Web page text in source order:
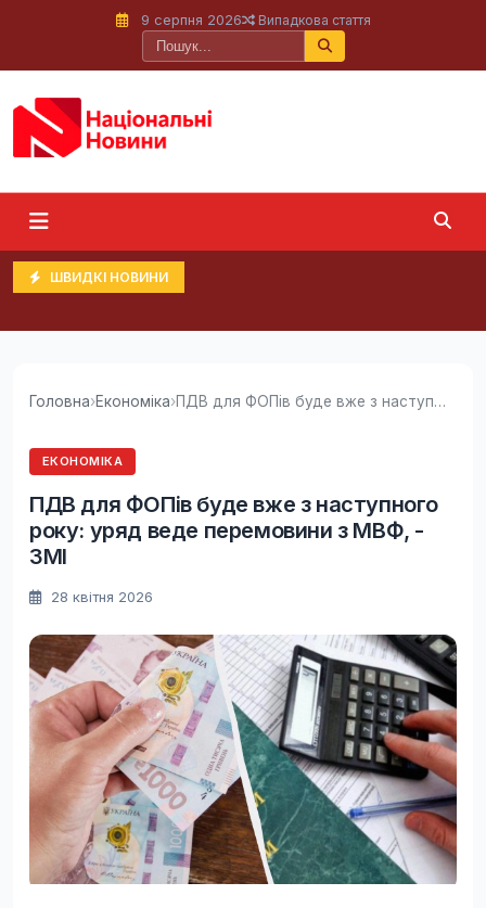
9 серпня 2026 Випадкова стаття
ШВИДКІ НОВИНИ
Головна›Економіка› ПДВ для ФОПів буде вже з наступного року: уряд...
ЕКОНОМІКА
ПДВ для ФОПів буде вже з наступного
року: уряд веде перемовини з МВФ, -
ЗМІ
28 квітня 2026